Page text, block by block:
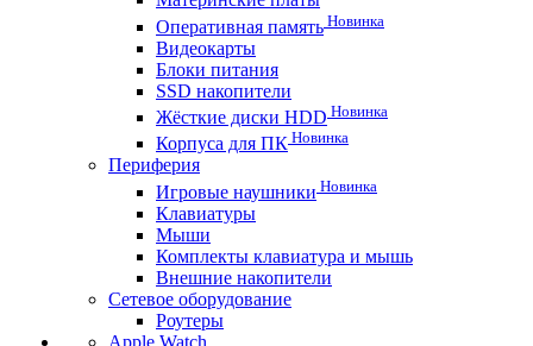
Оперативная память Новинка
Видеокарты
Блоки питания
SSD накопители
Жёсткие диски HDD Новинка
Корпуса для ПК Новинка
Периферия
Игровые наушники Новинка
Клавиатуры
Мыши
Комплекты клавиатура и мышь
Внешние накопители
Сетевое оборудование
Роутеры
Apple Watch